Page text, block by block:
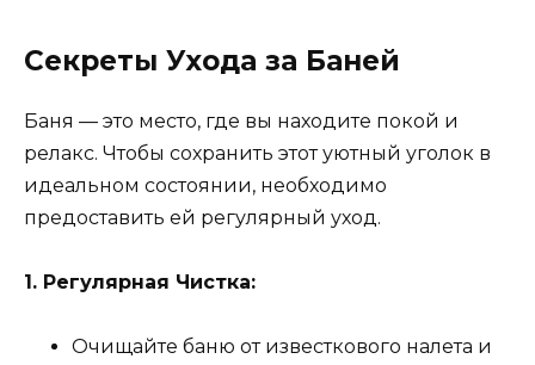
Секреты Ухода за Баней
Баня — это место, где вы находите покой и
релакс. Чтобы сохранить этот уютный уголок в
идеальном состоянии, необходимо
предоставить ей регулярный уход.
1. Регулярная Чистка:
Очищайте баню от известкового налета и